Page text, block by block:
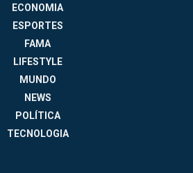
ECONOMIA
ESPORTES
FAMA
LIFESTYLE
MUNDO
NEWS
POLÍTICA
TECNOLOGIA